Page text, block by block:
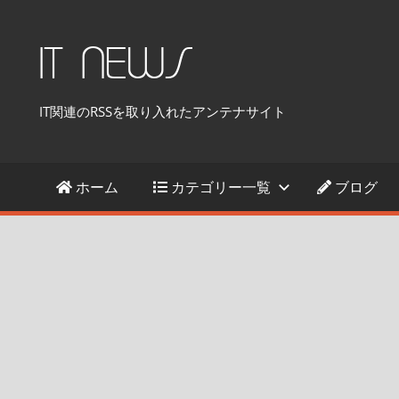
ッ
IT NEWS
IT関連のRSSを取り入れたアンテナサイト
ホーム カテゴリー一覧 ブログ